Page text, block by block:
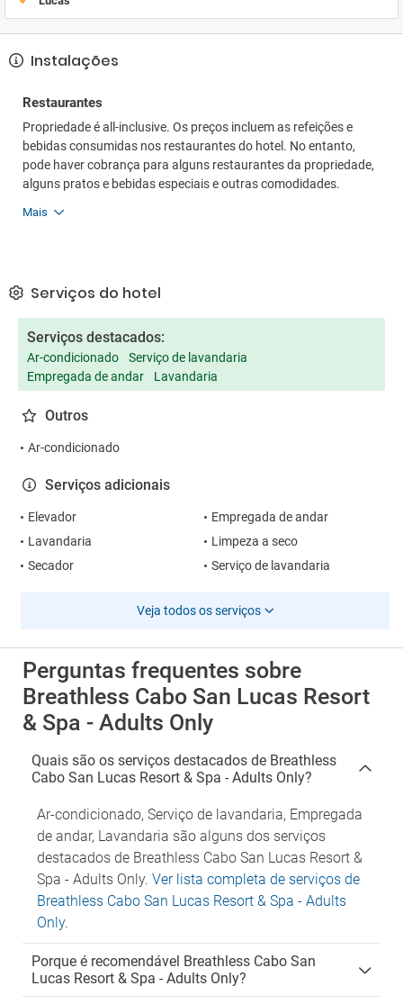
Instalações
Restaurantes
Propriedade é all-inclusive. Os preços incluem as refeições e
bebidas consumidas nos restaurantes do hotel. No entanto,
pode haver cobrança para alguns restaurantes da propriedade,
alguns pratos e bebidas especiais e outras comodidades.
Mais
Serviços do hotel
Serviços destacados:
Ar-condicionado
Serviço de lavandaria
Empregada de andar
Lavandaria
Outros
Ar-condicionado
Serviços adicionais
Elevador
Empregada de andar
Lavandaria
Limpeza a seco
Secador
Serviço de lavandaria
Veja todos os serviços
Perguntas frequentes sobre
Breathless Cabo San Lucas Resort
& Spa - Adults Only
Quais são os serviços destacados de Breathless
Cabo San Lucas Resort & Spa - Adults Only?
Ar-condicionado, Serviço de lavandaria, Empregada
de andar, Lavandaria são alguns dos serviços
destacados de Breathless Cabo San Lucas Resort &
Spa - Adults Only. Ver lista completa de serviços de
Breathless Cabo San Lucas Resort & Spa - Adults
Only.
Porque é recomendável Breathless Cabo San
Lucas Resort & Spa - Adults Only?